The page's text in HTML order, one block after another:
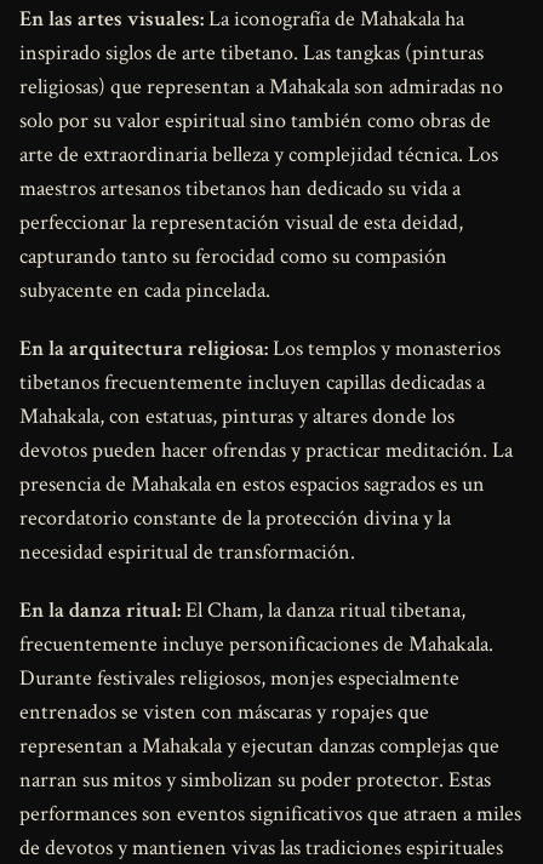
En las artes visuales:La iconografía de Mahakala ha
inspirado siglos de arte tibetano. Las tangkas (pinturas
religiosas) que representan a Mahakala son admiradas no
solo por su valor espiritual sino también como obras de
arte de extraordinaria belleza y complejidad técnica. Los
maestros artesanos tibetanos han dedicado su vida a
perfeccionar la representación visual de esta deidad,
capturando tanto su ferocidad como su compasión
subyacente en cada pincelada.
En la arquitectura religiosa:Los templos y monasterios
tibetanos frecuentemente incluyen capillas dedicadas a
Mahakala, con estatuas, pinturas y altares donde los
devotos pueden hacer ofrendas y practicar meditación. La
presencia de Mahakala en estos espacios sagrados es un
recordatorio constante de la protección divina y la
necesidad espiritual de transformación.
En la danza ritual:El Cham, la danza ritual tibetana,
frecuentemente incluye personificaciones de Mahakala.
Durante festivales religiosos, monjes especialmente
entrenados se visten con máscaras y ropajes que
representan a Mahakala y ejecutan danzas complejas que
narran sus mitos y simbolizan su poder protector. Estas
performances son eventos significativos que atraen a miles
de devotos y mantienen vivas las tradiciones espirituales